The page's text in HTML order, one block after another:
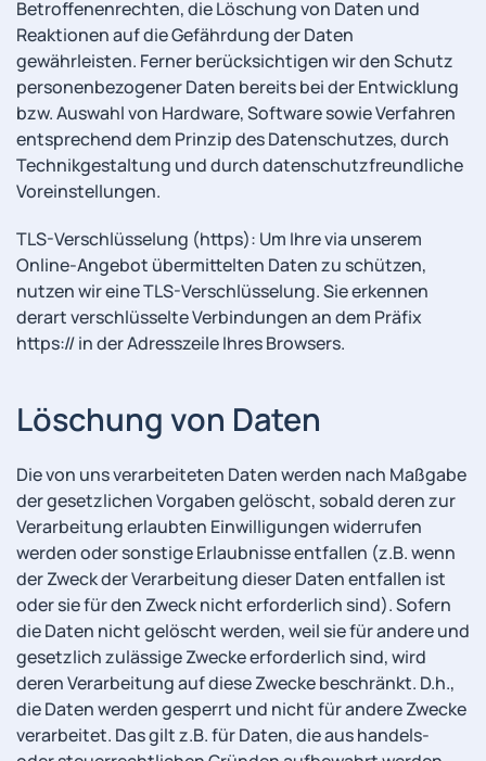
Betroffenenrechten, die Löschung von Daten und
Reaktionen auf die Gefährdung der Daten
gewährleisten. Ferner berücksichtigen wir den Schutz
personenbezogener Daten bereits bei der Entwicklung
bzw. Auswahl von Hardware, Software sowie Verfahren
entsprechend dem Prinzip des Datenschutzes, durch
Technikgestaltung und durch datenschutzfreundliche
Voreinstellungen.
TLS-Verschlüsselung (https): Um Ihre via unserem
Online-Angebot übermittelten Daten zu schützen,
nutzen wir eine TLS-Verschlüsselung. Sie erkennen
derart verschlüsselte Verbindungen an dem Präfix
https:// in der Adresszeile Ihres Browsers.
Löschung von Daten
Die von uns verarbeiteten Daten werden nach Maßgabe
der gesetzlichen Vorgaben gelöscht, sobald deren zur
Verarbeitung erlaubten Einwilligungen widerrufen
werden oder sonstige Erlaubnisse entfallen (z.B. wenn
der Zweck der Verarbeitung dieser Daten entfallen ist
oder sie für den Zweck nicht erforderlich sind). Sofern
die Daten nicht gelöscht werden, weil sie für andere und
gesetzlich zulässige Zwecke erforderlich sind, wird
deren Verarbeitung auf diese Zwecke beschränkt. D.h.,
die Daten werden gesperrt und nicht für andere Zwecke
verarbeitet. Das gilt z.B. für Daten, die aus handels-